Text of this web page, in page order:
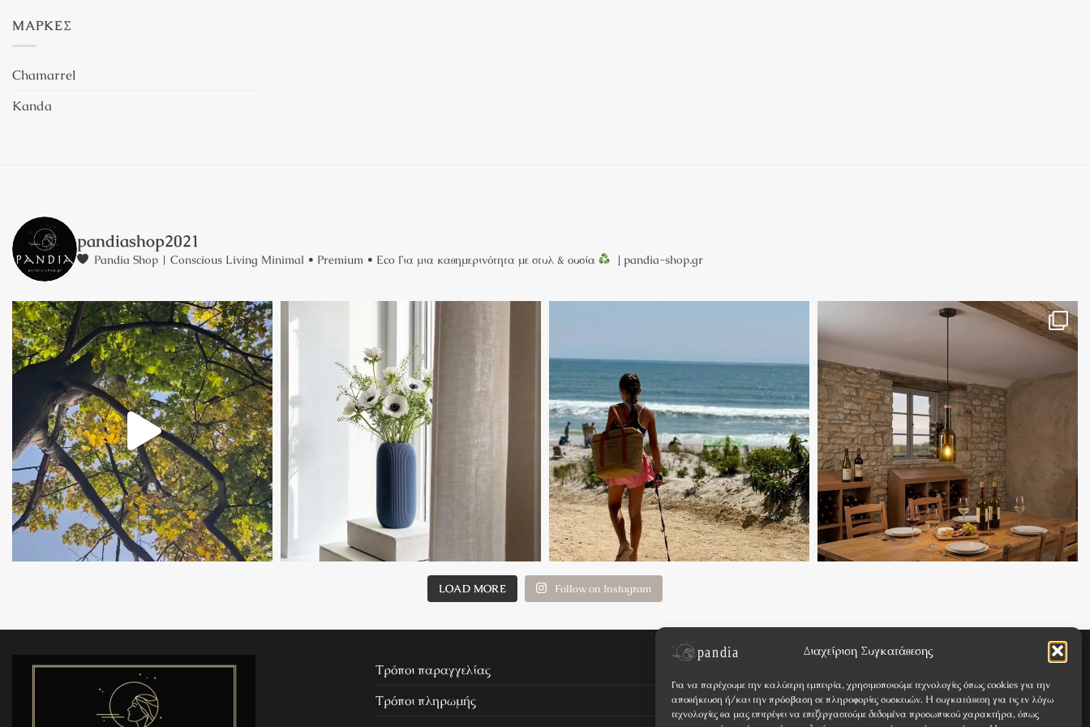
Διαχείριση Συγκατάθεσης
Για να παρέχουμε την καλύτερη εμπειρία, χρησιμοποιούμε τεχνολογίες όπως cookies για την
αποθήκευση ή/και την πρόσβαση σε πληροφορίες συσκευών. Η συγκατάθεση για τις εν λόγω
τεχνολογίες θα μας επιτρέψει να επεξεργαστούμε δεδομένα προσωπικού χαρακτήρα, όπως
ΜΆΡΚΕΣ
Chamarrel
Kanda
pandiashop2021
Pandia Shop | Conscious Living Minimal • Premium • Eco Για μια καθημερινότητα με στυλ & ουσία ↓ pandia-shop.gr
LOAD MORE Follow on Instagram
Τρόποι παραγγελίας
Τρόποι πληρωμής
Απόρρητο